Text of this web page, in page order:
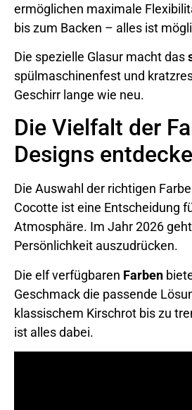
ermöglichen maximale
bis zum Backen – alles ist
Die spezielle Glasur macht das
spülmaschinenfest und
Geschirr lange wie neu.
Die Vielfalt der
Designs
Die Auswahl der richtigen
Cocotte ist eine Entscheidung
Atmosphäre. Im Jahr 2026
Persönlichkeit auszudrücken.
Die elf verfügbaren Farben
Geschmack die passende
klassischem Kirschrot bis zu
ist alles dabei.